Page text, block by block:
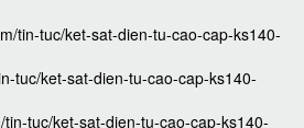
tin-tuc/ket-sat-dien-tu-cao-cap-ks140-
tuc/ket-sat-dien-tu-cao-cap-ks140-
tuc/ket-sat-dien-tu-cao-cap-ks140-